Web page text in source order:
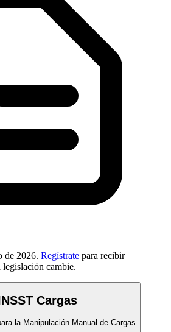
de 2026. Regístrate para recibir
legislación cambie.
Cargas
la Manipulación Manual de Cargas